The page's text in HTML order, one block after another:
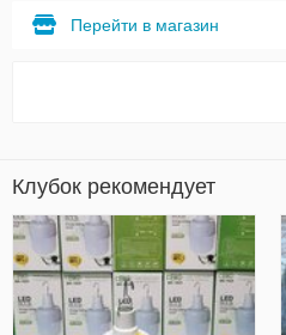
Перейти в магазин
Клубок рекомендует